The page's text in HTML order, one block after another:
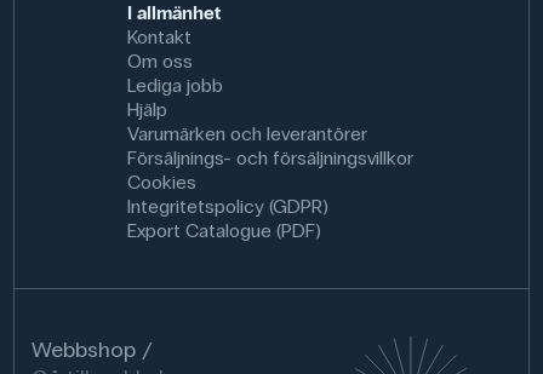
I allmänhet
Kontakt
Om oss
Lediga jobb
Hjälp
Varumärken och leverantörer
Försäljnings- och försäljningsvillkor
Cookies
Integritetspolicy (GDPR)
Export Catalogue (PDF)
Webbshop